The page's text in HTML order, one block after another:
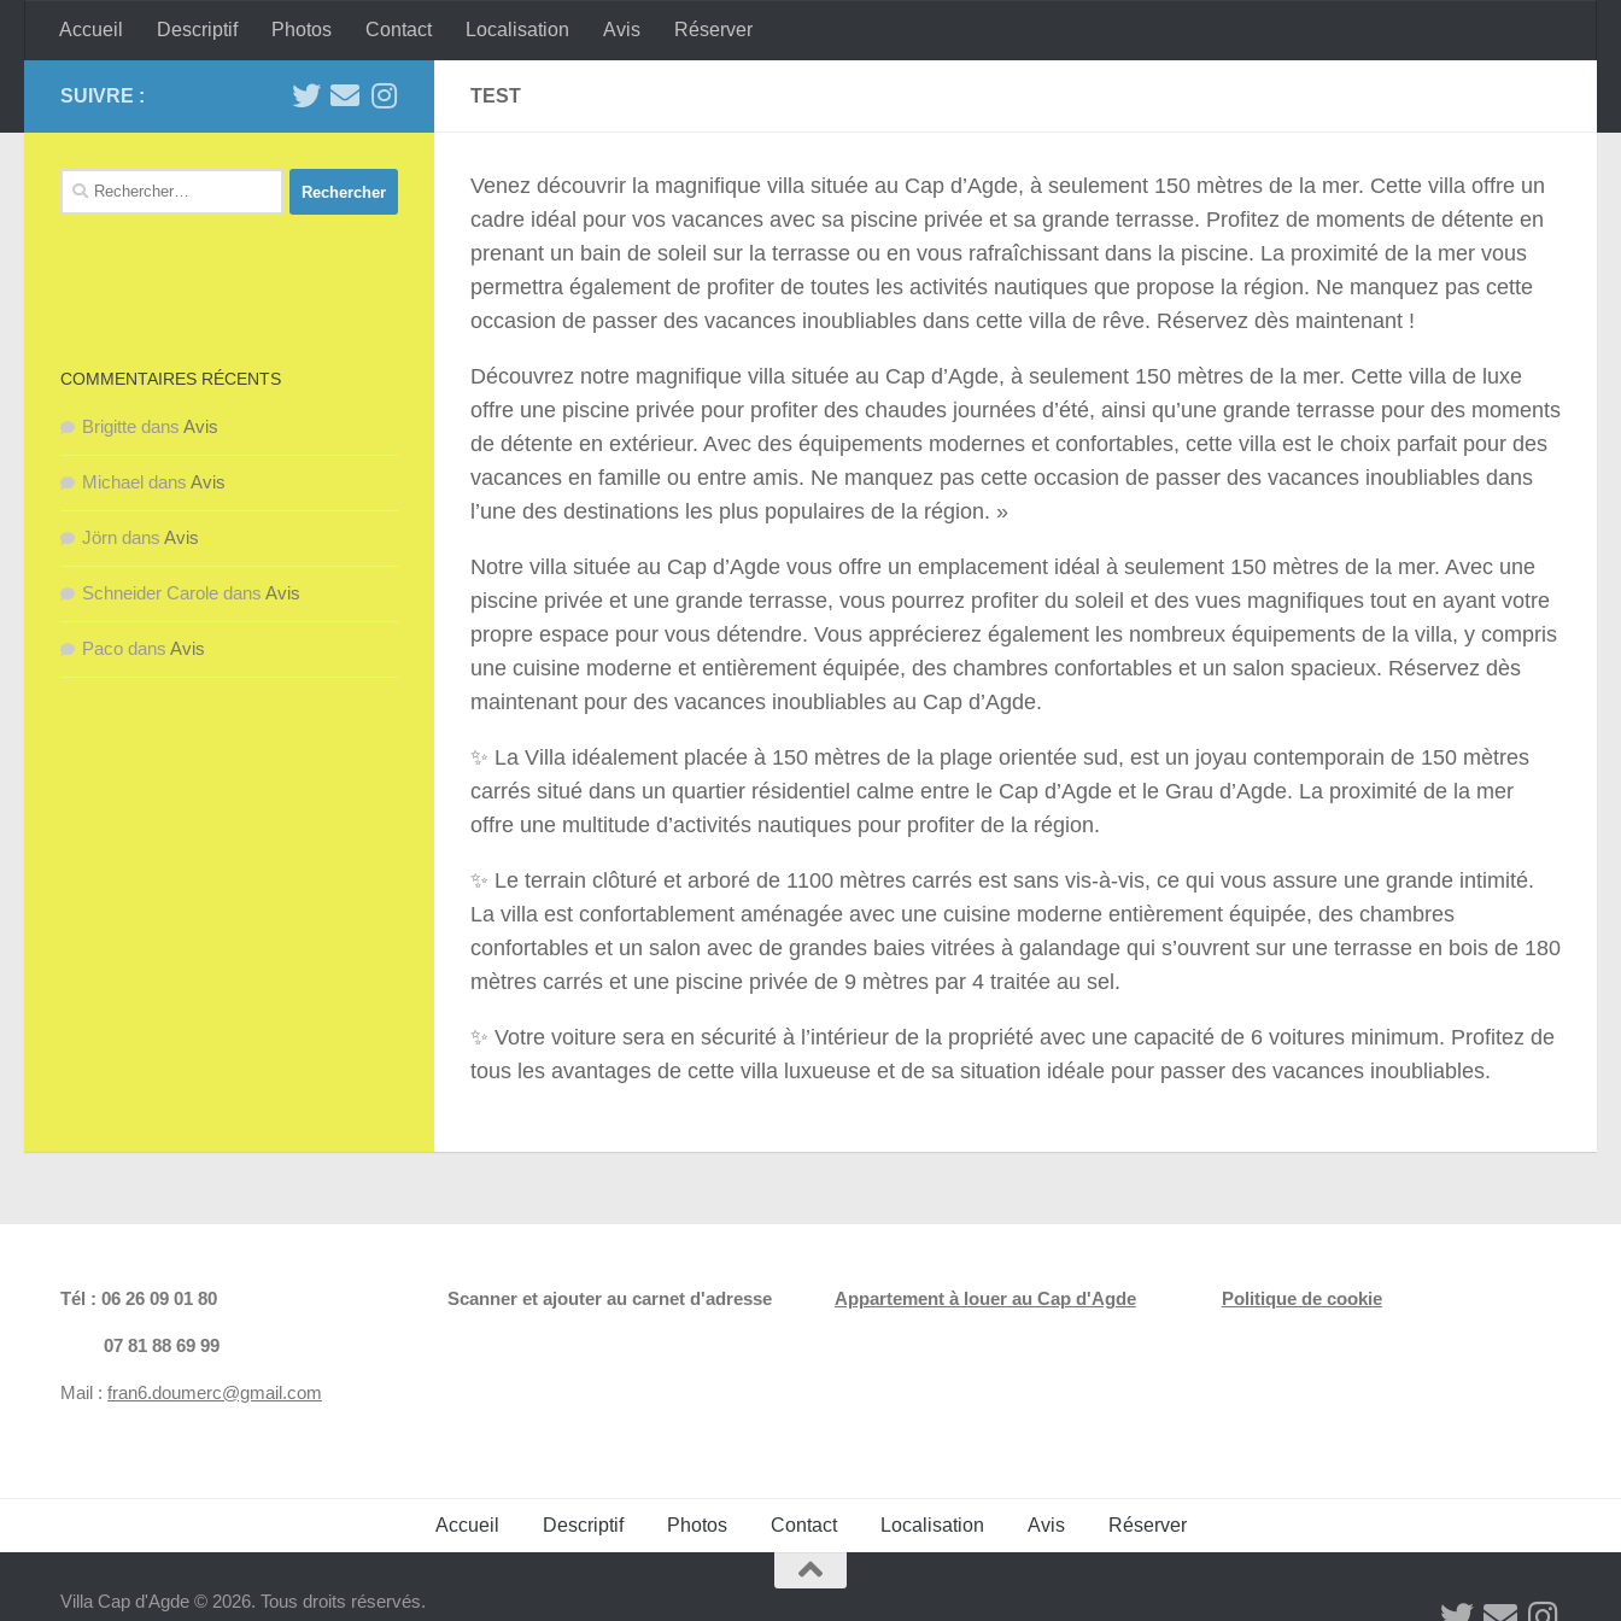
Skip to content
Villa Cap d'Agde plein sud à 150 mètres de la plage
Accueil Descriptif Photos Contact Localisation Avis Réserver
TEST
Venez découvrir la magnifique villa située au Cap d’Agde, à seulement 150 mètres de la mer. Cette villa offre un
cadre idéal pour vos vacances avec sa piscine privée et sa grande terrasse. Profitez de moments de détente en
prenant un bain de soleil sur la terrasse ou en vous rafraîchissant dans la piscine. La proximité de la mer vous
permettra également de profiter de toutes les activités nautiques que propose la région. Ne manquez pas cette
occasion de passer des vacances inoubliables dans cette villa de rêve. Réservez dès maintenant !
Découvrez notre magnifique villa située au Cap d’Agde, à seulement 150 mètres de la mer. Cette villa de luxe
offre une piscine privée pour profiter des chaudes journées d’été, ainsi qu’une grande terrasse pour des moments
de détente en extérieur. Avec des équipements modernes et confortables, cette villa est le choix parfait pour des
vacances en famille ou entre amis. Ne manquez pas cette occasion de passer des vacances inoubliables dans
l’une des destinations les plus populaires de la région. »
Notre villa située au Cap d’Agde vous offre un emplacement idéal à seulement 150 mètres de la mer. Avec une
piscine privée et une grande terrasse, vous pourrez profiter du soleil et des vues magnifiques tout en ayant votre
propre espace pour vous détendre. Vous apprécierez également les nombreux équipements de la villa, y compris
une cuisine moderne et entièrement équipée, des chambres confortables et un salon spacieux. Réservez dès
maintenant pour des vacances inoubliables au Cap d’Agde.
✨ La Villa idéalement placée à 150 mètres de la plage orientée sud, est un joyau contemporain de 150 mètres
carrés situé dans un quartier résidentiel calme entre le Cap d’Agde et le Grau d’Agde. La proximité de la mer
offre une multitude d’activités nautiques pour profiter de la région.
✨ Le terrain clôturé et arboré de 1100 mètres carrés est sans vis-à-vis, ce qui vous assure une grande intimité.
La villa est confortablement aménagée avec une cuisine moderne entièrement équipée, des chambres
confortables et un salon avec de grandes baies vitrées à galandage qui s’ouvrent sur une terrasse en bois de 180
mètres carrés et une piscine privée de 9 mètres par 4 traitée au sel.
✨ Votre voiture sera en sécurité à l’intérieur de la propriété avec une capacité de 6 voitures minimum. Profitez de
tous les avantages de cette villa luxueuse et de sa situation idéale pour passer des vacances inoubliables.
SUIVRE :
Rechercher :
COMMENTAIRES RÉCENTS
Brigitte dans Avis
Michael dans Avis
Jörn dans Avis
Schneider Carole dans Avis
Paco dans Avis
Tél : 06 26 09 01 80
07 81 88 69 99
Mail : fran6.doumerc@gmail.com
Scanner et ajouter au carnet d'adresse Appartement à louer au Cap d'Agde Politique de cookie
Accueil Descriptif Photos Contact Localisation Avis Réserver
Villa Cap d'Agde © 2026. Tous droits réservés.